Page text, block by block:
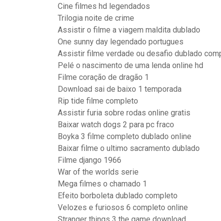
Cine filmes hd legendados
Trilogia noite de crime
Assistir o filme a viagem maldita dublado
One sunny day legendado portugues
Assistir filme verdade ou desafio dublado
Pelé o nascimento de uma lenda online hd
Filme coração de dragão 1
Download sai de baixo 1 temporada
Rip tide filme completo
Assistir furia sobre rodas online gratis
Baixar watch dogs 2 para pc fraco
Boyka 3 filme completo dublado online
Baixar filme o ultimo sacramento dublado
Filme django 1966
War of the worlds serie
Mega filmes o chamado 1
Efeito borboleta dublado completo
Velozes e furiosos 6 completo online